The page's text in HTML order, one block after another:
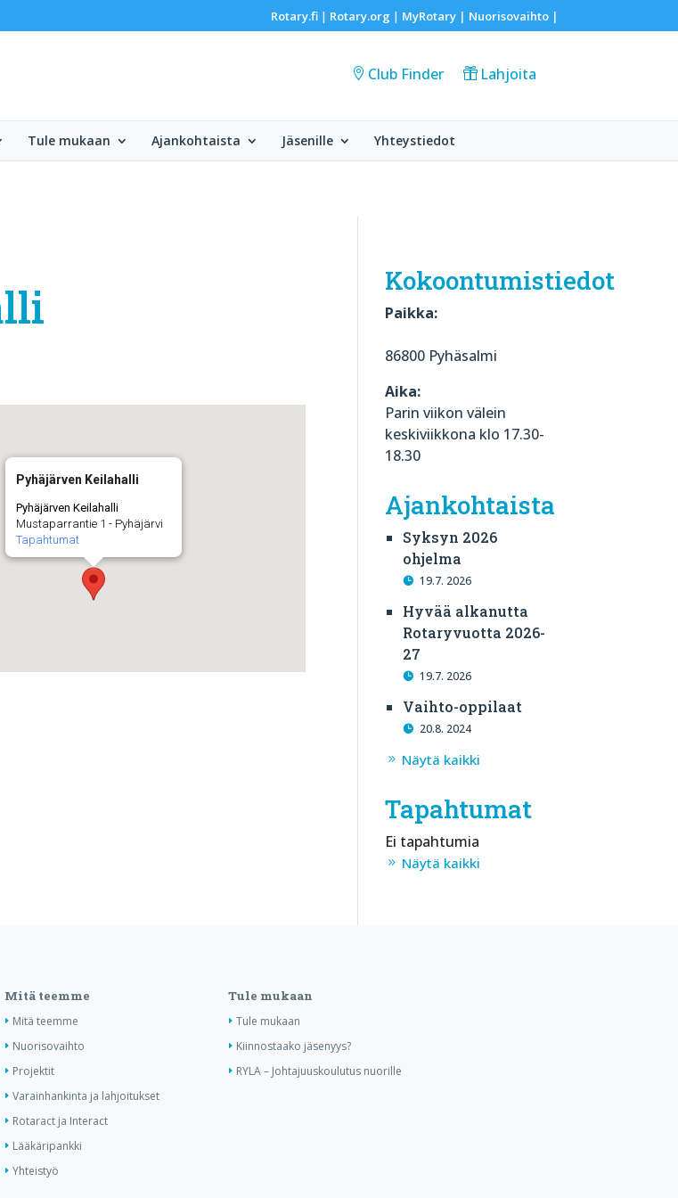
Rotary.fi| Rotary.org | MyRotary | Nuorisovaihto|
Club Finder Lahjoita
Tule mukaan Ajankohtaista Jäsenille Yhteystiedot
Pyhäjärven Keilahalli
Pyhäjärven Keilahalli
Mustaparrantie 1 - Pyhäjärvi
Tapahtumat
Kokoontumistiedot
Paikka:
86800 Pyhäsalmi
Aika:
Parin viikon välein
keskiviikkona klo 17.30-
18.30
Ajankohtaista
Syksyn 2026
ohjelma
19.7. 2026
Hyvää alkanutta
Rotaryvuotta 2026-
27
19.7. 2026
Vaihto-oppilaat
20.8. 2024
Näytä kaikki
Tapahtumat
Ei tapahtumia
Näytä kaikki
Mitä teemme
Mitä teemme
Nuorisovaihto
Projektit
Varainhankinta ja lahjoitukset
Rotaract ja Interact
Lääkäripankki
Yhteistyö
Tule mukaan
Tule mukaan
Kiinnostaako jäsenyys?
RYLA – Johtajuuskoulutus nuorille